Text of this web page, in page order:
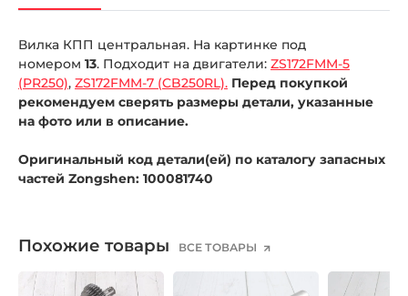
Вилка КПП центральная. На картинке под
номером 13. Подходит на двигатели: ZS172FMM-5
(PR250), ZS172FMM-7 (CB250RL). Перед покупкой
рекомендуем сверять размеры детали, указанные
на фото или в описание.
Оригинальный код детали(ей) по каталогу запасных
частей Zongshen: 100081740
Похожие товары ВСЕ ТОВАРЫ